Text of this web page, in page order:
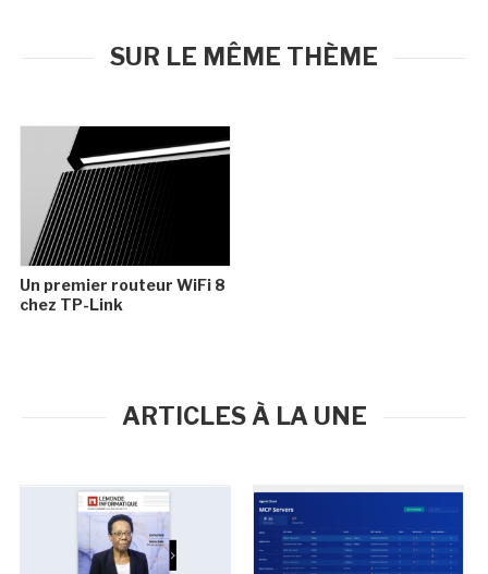
SUR LE MÊME THÈME
Un premier routeur WiFi 8
chez TP-Link
ARTICLES À LA UNE